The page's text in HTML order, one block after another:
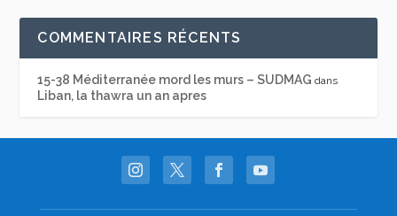
COMMENTAIRES RÉCENTS
15-38 Méditerranée mord les murs – SUDMAG dans
Liban, la thawra un an apres